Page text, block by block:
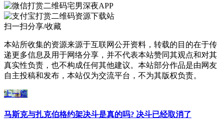
宅男深夜APP
资源下载站
扫一扫分享/收藏
本站所收集的资源来源于互联网公开资料，转载的目的在于传
递更多信息及用于网络分享，并不代表本站赞同其观点和对其
真实性负责，也不构成任何其他建议。本站部分作品是由网友
自主投稿和发布，本站仅为交流平台，不为其版权负责。
上一篇
马斯克与扎克伯格约架决斗是真的吗? 决斗已经取消了